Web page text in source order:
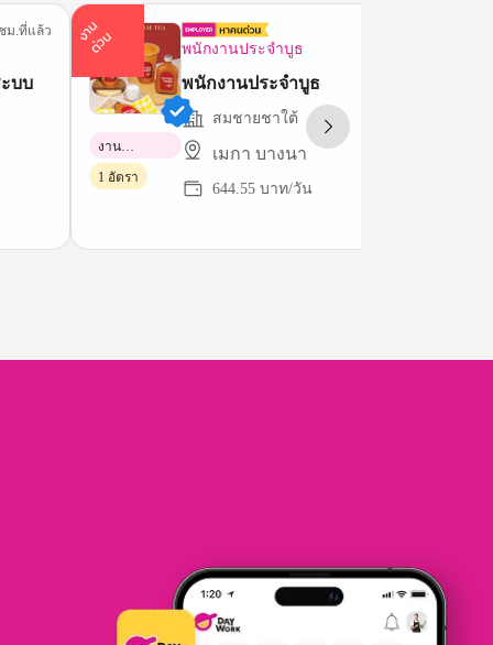
ม.ที่แล้ว
บบ
ง
า
น
ด่
ว
น พนักงานประจำบูธ
พนักงานประจำบูธ
สมชายชาใต้
เมกา บางนา
644.55 บาท/วัน
งาน
พาร์ทไทม์
1 อัตรา